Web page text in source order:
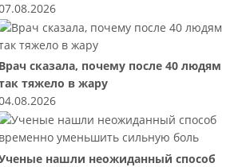
Врач сказала, почему после 40 людям
тяжело в жару
нашли неожиданный способ